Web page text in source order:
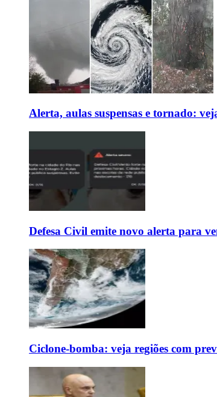
Alerta, aulas suspensas e tornado:
Defesa Civil emite novo alerta para
Ciclone-bomba: veja regiões com